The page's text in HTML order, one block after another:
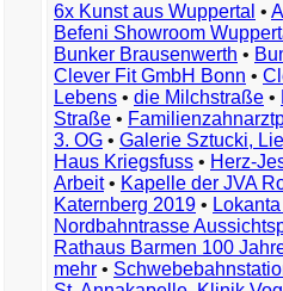
6x Kunst aus Wuppertal •
Befeni Showroom
Bunker Brausenwerth •
Clever Fit GmbH Bonn •
Lebens • die Milchstraße •
Straße •
3. OG • Galerie Sztucki,
Haus Kriegsfuss • Herz-
Arbeit• Kapelle der JVA
Katernberg 2019 •
Nordbahntrasse
Rathaus Barmen 100
mehr •